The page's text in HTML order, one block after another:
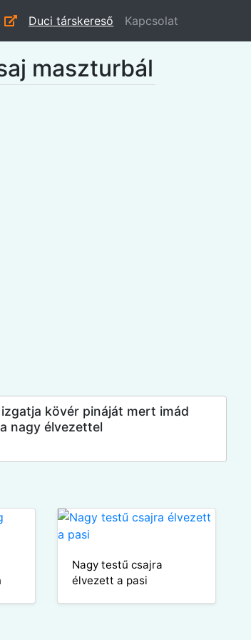
Duci társkereső Kapcsolat
maszturbál
kövér pináját mert imád
nagy élvezettel
Nagy testű csajra
élvezett a pasi